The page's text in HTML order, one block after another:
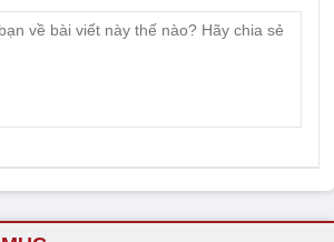
Sở VHTT TP.HCM lên tiếng